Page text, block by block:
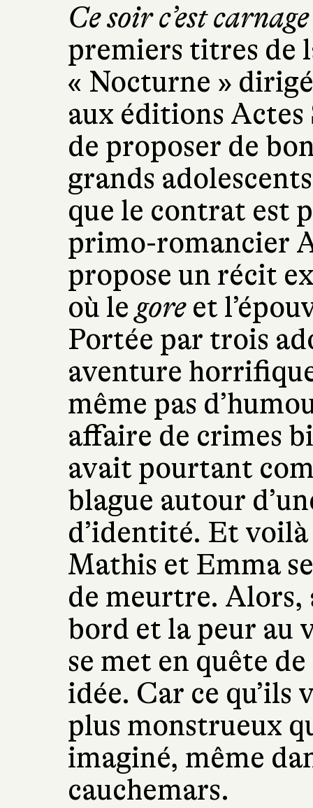
Ce soir c’est carnage
premiers titres de
« Nocturne »
aux éditions Actes
de proposer de
grands
que le contrat est
primo-romancier
propose un récit
où legoreet
Portée par trois
aventure
même pas
affaire de crimes
avait pourtant
blague autour
d’identité. Et voilà
Mathis et Emma
de meurtre. Alors,
bord et la peur au
se met en quête
idée. Car ce
plus monstrueux
imaginé, même
cauchemars.